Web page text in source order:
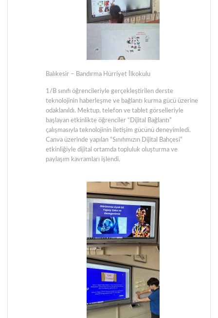
Balıkesir – Bandırma Hürriyet İlkokulu
1/B sınıfı öğrencileriyle gerçekleştirilen derste
teknolojinin haberleşme ve bağlantı kurma gücü üzerine
odaklanıldı. Mektup, telefon ve tablet görselleriyle
başlayan etkinlikte öğrenciler “Dijital Bağlantı”
çalışmasıyla teknolojinin iletişim gücünü deneyimledi.
Canva üzerinde yapılan “Sınıfımızın Dijital Bahçesi”
etkinliğiyle dijital ortamda topluluk oluşturma ve
paylaşım kavramları işlendi.